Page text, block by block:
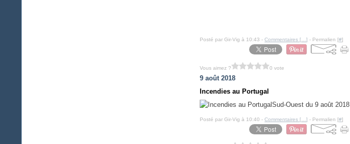
Posté par Gir-Vig à 10:43 -Commentaires [ …] - Permalien [#]
Vous aimez ? 0 vote
9 août 2018
Incendies au Portugal
Sud-Ouest du 9 août 2018
Posté par Gir-Vig à 10:40 -Commentaires [ …] - Permalien [#]